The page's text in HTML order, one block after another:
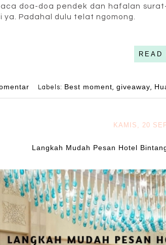
doa-doa pendek dan hafalan
ya. Padahal dulu telat ngomong.
READ
Labels: Best moment ,giveaway
KAMIS, 20
Langkah Mudah Pesan Hotel